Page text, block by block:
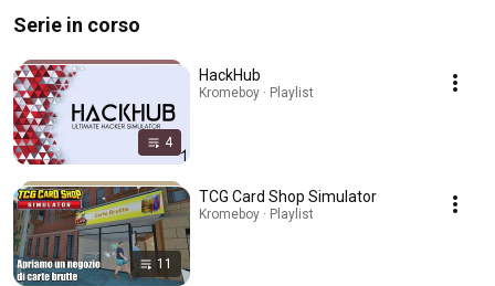
Serie in corso
4
HackHub
Kromeboy · Playlist
11
TCG Card Shop Simulator
Kromeboy · Playlist